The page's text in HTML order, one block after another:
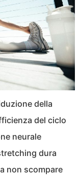
della
del ciclo
neurale
dura
non scompare